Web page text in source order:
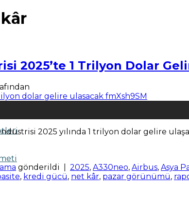
2025’te 1 Trilyon Dolar
2025 yılında 1 trilyon dolar gelire
gönderildi 2025, A330neo, Airbus, Asya
, kredi gücü, net kâr, pazar görünümü,